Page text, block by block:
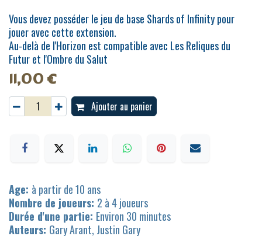
Vous devez posséder le jeu de base Shards of Infinity pour
jouer avec cette extension.
Au-delà de l'Horizon est compatible avec Les Reliques du
Futur et l'Ombre du Salut
11,00€
Ajouter au panier
Age: à partir de 10 ans
Nombre de joueurs: 2 à 4 joueurs
Durée d'une partie: Environ 30 minutes
Auteurs: Gary Arant, Justin Gary